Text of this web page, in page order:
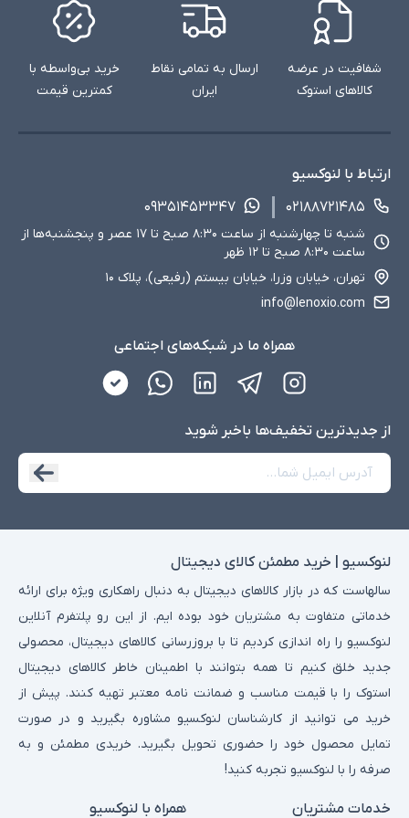
و کاربران خانگی طراحی شده‌اند.
تومان
لپ‌تاپ‌های موجود در این دسته‌بندی معمولاً از نظر سخت‌افزاری، برای
کارهای سبک و نیمه‌سنگین مناسب هستند.
Ryzen 5 که توانایی پردازش مناسبی دارند.
چندوظیفه‌ای.
تماشای فیلم و کارهای گرافیکی سبک مناسب است.
طراحی سبک:
وزن کم و طراحی جمع‌وجور برای حمل‌ونقل آسان.
مدل‌های محبوب لپ‌تاپ‌های استوک تا 40
میلیون تومان
در محدوده قیمتی 40 میلیون تومان، لپ‌تاپ‌های متنوعی از برندهای
معتبر موجود هستند که هر کدام ویژگی‌های خاص خود را دارند.
نمونه مدل‌ها:
برند
مدل‌های
محبوب
پردازنده
شفافیت در عرضه
کالاهای استوک
ارسال به تمامی نقاط
ایران
خرید بی‌واسطه با
کمترین قیمت
ارتباط با لنوکسیو
۰۲۱۸۸۷۲۱۴۸۵
۰۹۳۵۱۴۵۳۳۴۷
شنبه تا چهارشنبه از ساعت ۸:۳۰ صبح تا ۱۷ عصر و پنجشنبه‌ها از
ساعت ۸:۳۰ صبح تا ۱۲ ظهر
تهران، خیابان وزرا، خیابان بیستم (رفیعی)، پلاک ۱۰
info@lenoxio.com
همراه ما در شبکه‌های اجتماعی
از جدید‌ترین تخفیف‌ها با‌خبر شوید
لنوکسیو | خرید مطمئن کالای دیجیتال
سالهاست که در بازار کالاهای دیجیتال به دنبال راهکاری ویژه برای ارائه
خدماتی متفاوت به مشتریان خود بوده ایم. از این رو پلتفرم آنلاین
لنوکسیو را راه اندازی کردیم تا با بروزرسانی کالاهای دیجیتال، محصولی
جدید خلق کنیم تا همه بتوانند با اطمینان خاطر کالاهای دیجیتال
استوک را با قیمت مناسب و ضمانت نامه معتبر تهیه کنند. پیش از
خرید می توانید از کارشناسان لنوکسیو مشاوره بگیرید و در صورت
تمایل محصول خود را حضوری تحویل بگیرید. خریدی مطمئن و به
صرفه را با لنوکسیو تجربه کنید!
خدمات مشتریان همراه با لنوکسیو